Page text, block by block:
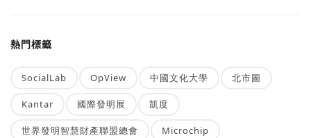
熱門標籤
SocialLab OpView 中國文化大學 北市圖
Kantar 國際發明展 凱度
世界發明智慧財產聯盟總會 Microchip